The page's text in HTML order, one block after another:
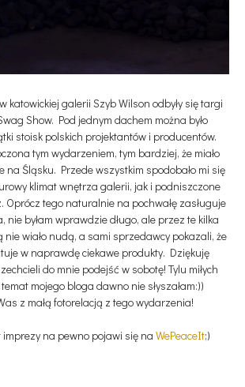
katowickiej galerii Szyb Wilson odbyły się targi
Show. Pod jednym dachem można było
stoisk polskich projektantów i producentów.
tym wydarzeniem, tym bardziej, że miało
na Śląsku. Przede wszystkim spodobało mi się
klimat wnętrza galerii, jak i podniszczone
Oprócz tego naturalnie na pochwałę zasługuje
nie byłam wprawdzie długo, ale przez te kilka
wiało nudą, a sami sprzedawcy pokazali, że
w naprawdę ciekawe produkty. Dziękuję
do mnie podejść w sobotę! Tylu miłych
mojego bloga dawno nie słyszałam:))
z małą fotorelacją z tego wydarzenia!
imprezy na pewno pojawi się na WePeaceIt;)